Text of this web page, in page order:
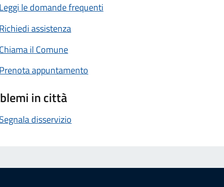
Leggi le domande frequenti
Richiedi assistenza
Chiama il Comune
Prenota appuntamento
in città
Segnala disservizio